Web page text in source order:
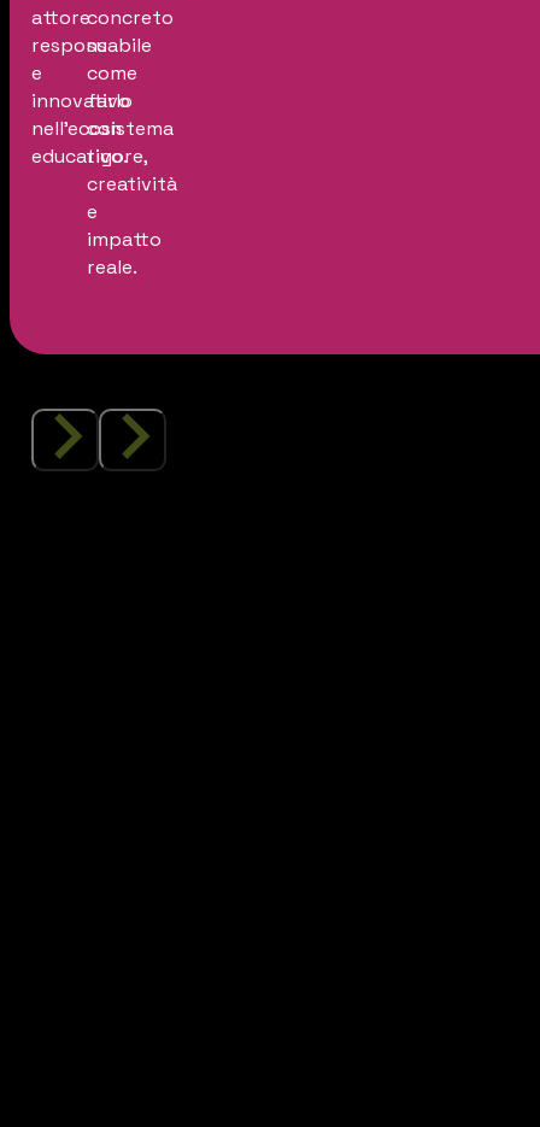
attore
responsabile
e
innovativo
nell’ecosistema
educativo.
concreto
su
come
farlo
con
rigore,
creatività
e
impatto
reale.